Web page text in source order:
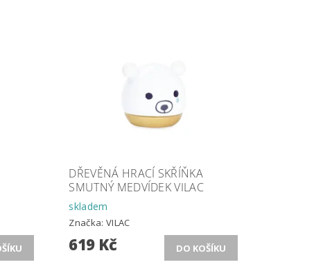
DŘEVĚNÁ HRACÍ SKŘÍŇKA
SMUTNÝ MEDVÍDEK VILAC
skladem
Značka: VILAC
619 Kč